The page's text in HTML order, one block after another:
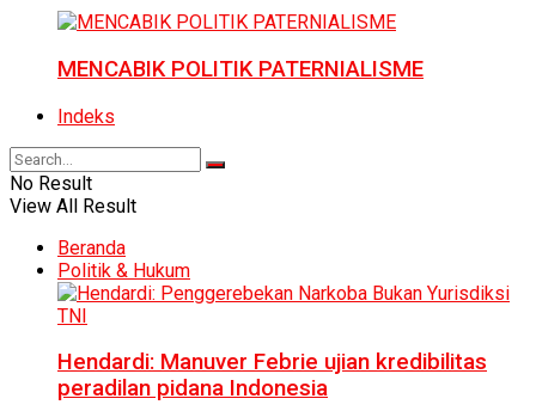
MENCABIK POLITIK PATERNIALISME
Indeks
No Result
View All Result
Beranda
Politik & Hukum
Hendardi: Manuver Febrie ujian kredibilitas
peradilan pidana Indonesia